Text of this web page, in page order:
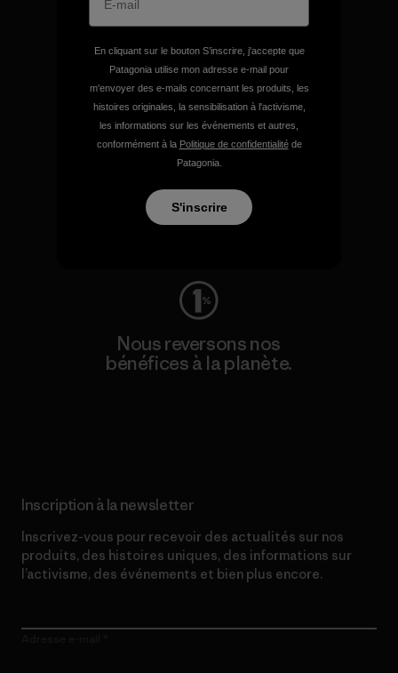
Consulter Patagonia Action Works
Nous faisons durer votre
Nous reversons nos
bénéfices à la planète.
Inscription à la newsletter
Inscrivez-vous pour recevoir des actualités sur nos
produits, des histoires uniques, des informations sur
l’activisme, des événements et bien plus encore.
En cliquant sur le bouton S’inscrire, j'accepte que
Patagonia utilise mon adresse e-mail pour
m'envoyer des e-mails concernant les produits, les
histoires originales, la sensibilisation à l'activisme,
les informations sur les événements et autres,
conformément à la Politique de confidentialitéde
Patagonia.
S'inscrire